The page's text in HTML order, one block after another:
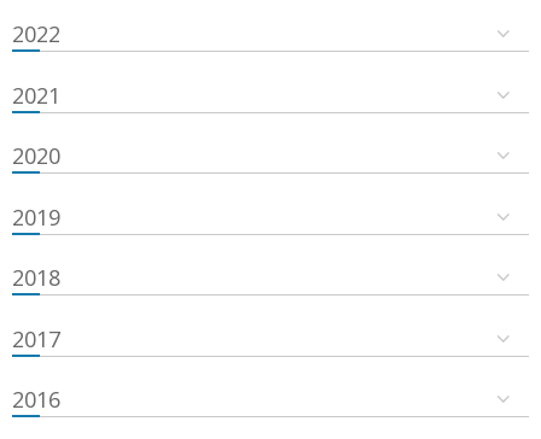
2022
2021
2020
2019
2018
2017
2016